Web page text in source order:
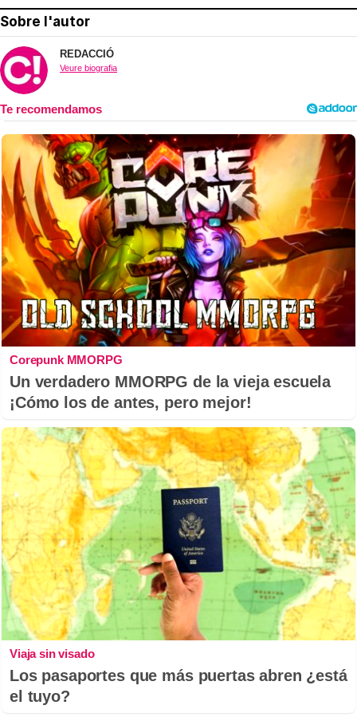
Sobre l'autor
REDACCIÓ
Veure biografia
Corepunk MMORPG
Un verdadero MMORPG de la vieja escuela
¡Cómo los de antes, pero mejor!
Viaja sin visado
Los pasaportes que más puertas abren ¿está
el tuyo?